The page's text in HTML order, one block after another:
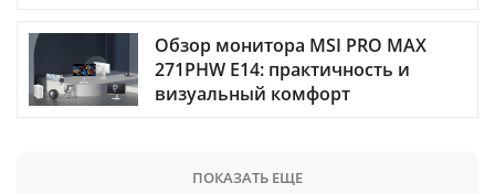
Обзор монитора MSI PRO MAX
271PHW E14: практичность и
визуальный комфорт
ПОКАЗАТЬ ЕЩЕ